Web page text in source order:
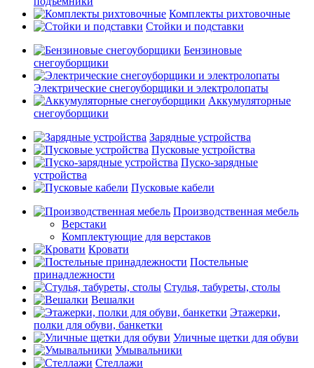
Комплекты рихтовочные
Стойки и подставки
Бензиновые
снегоуборщики
Электрические снегоуборщики и электролопаты
Аккумуляторные
снегоуборщики
Зарядные устройства
Пусковые устройства
Пуско-зарядные
устройства
Пусковые кабели
Производственная мебель
Верстаки
Комплектующие для верстаков
Кровати
Постельные
принадлежности
Стулья, табуреты, столы
Вешалки
Этажерки,
полки для обуви, банкетки
Уличные щетки для обуви
Умывальники
Стеллажи